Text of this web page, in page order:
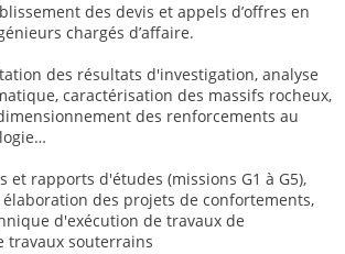
des devis et appels d’offres en
chargés d’affaire.
des résultats d'investigation, analyse
caractérisation des massifs rocheux,
des renforcements au
et rapports d'études (missions G1 à G5),
des projets de confortements,
d'exécution de travaux de
travaux souterrains